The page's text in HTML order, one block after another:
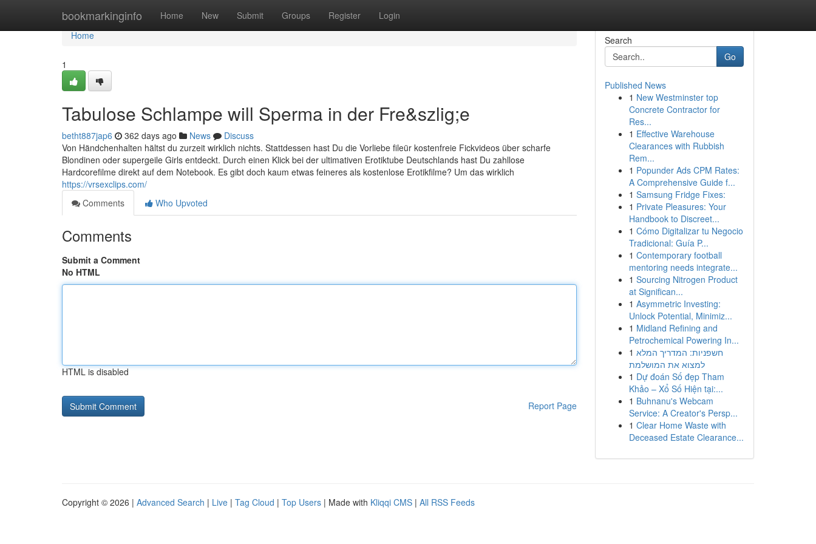
bookmarkinginfo Home New Submit Groups Register Login
Home
Home
1
Tabulose Schlampe will Sperma in der Fre&szlig;e
betht887jap6 362 days ago News
Discuss
Von Händchenhalten hältst du zurzeit wirklich nichts. Stattdessen hast Du die Vorliebe fileür kostenfreie Fickvideos über scharfe
Blondinen oder supergeile Girls entdeckt. Durch einen Klick bei der ultimativen Erotiktube Deutschlands hast Du zahllose
Hardcorefilme direkt auf dem Notebook. Es gibt doch kaum etwas feineres als kostenlose Erotikfilme? Um das wirklich
https://vrsexclips.com/
Comments
Who Upvoted
Comments
Submit a Comment
No HTML
HTML is disabled
Report Page
Search
Go
Published News
1 New Westminster top
Concrete Contractor for
Res...
1 Effective Warehouse
Clearances with Rubbish
Rem...
1 Popunder Ads CPM Rates:
A Comprehensive Guide f...
1 Samsung Fridge Fixes:
1 Private Pleasures: Your
Handbook to Discreet...
1 Cómo Digitalizar tu Negocio
Tradicional: Guía P...
1 Contemporary football
mentoring needs integrate...
1 Sourcing Nitrogen Product
at Significan...
1 Asymmetric Investing:
Unlock Potential, Minimiz...
1 Midland Refining and
Petrochemical Powering In...
1 חשפניות: המדריך המלא
למצוא את המושלמת
1 Dự đoán Số đẹp Tham
Khảo – Xổ Số Hiện tại:...
1 Buhnanu's Webcam
Service: A Creator's Persp...
1 Clear Home Waste with
Deceased Estate Clearance...
Copyright © 2026 | Advanced Search | Live | Tag Cloud | Top Users | Made with Kliqqi CMS | All RSS Feeds